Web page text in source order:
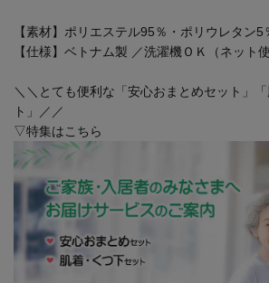
【素材】ポリエステル95％・ポリウレタン5
【仕様】ベトナム製 ／洗濯機ＯＫ（ネット使
＼＼とても便利な「安心おまとめセット」
ト」／／
▽特集はこちら